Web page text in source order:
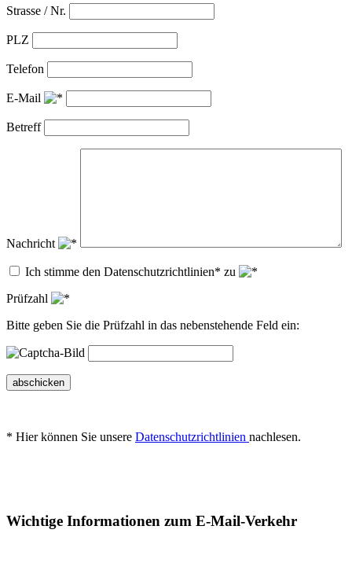
Strasse / Nr.
PLZ
Telefon
E-Mail
Betreff
Nachricht
Ich stimme den Datenschutzrichtlinien* zu
Prüfzahl
Bitte geben Sie die Prüfzahl in das nebenstehende Feld ein:
abschicken
* Hier können Sie unsere Datenschutzrichtlinien nachlesen.
Wichtige Informationen zum E-Mail-Verkehr